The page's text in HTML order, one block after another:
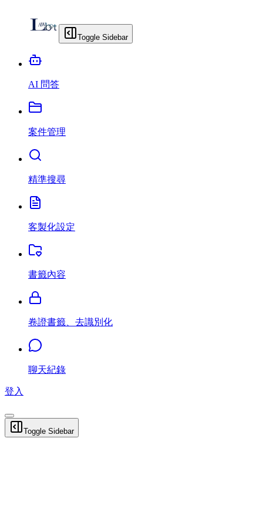
Toggle Sidebar
AI 問答
案件管理
精準搜尋
客製化設定
書籤內容
卷證書籤、去識別化
聊天紀錄
登入
Toggle Sidebar